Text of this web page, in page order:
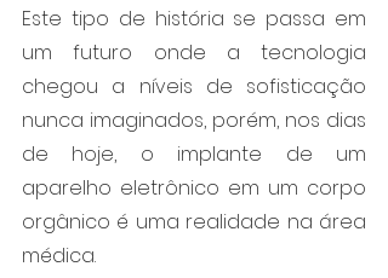
Este tipo de história se passa em
um futuro onde a tecnologia
chegou a níveis de sofisticação
nunca imaginados, porém, nos dias
de hoje, o implante de um
aparelho eletrônico em um corpo
orgânico é uma realidade na área
médica.